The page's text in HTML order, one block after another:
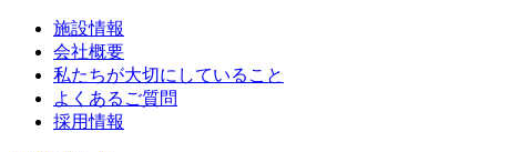
施設情報
会社概要
私たちが大切にしていること
よくあるご質問
採用情報